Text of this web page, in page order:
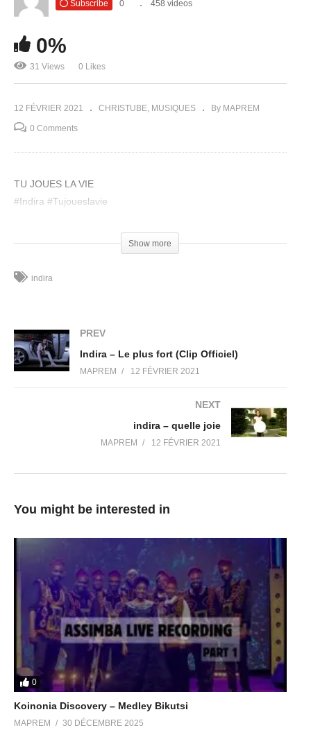
Subscribe 0 458 videos
0%
31 Views 0 Likes
12 FÉVRIER 2021 CHRISTUBE MUSIQUES By MAPREM
0 Comments
TU JOUES LA VIE
#Indira​ #Tujoueslavie
Show more
indira
PREV
Indira – Le plus fort (Clip Officiel)
MAPREM 12 FÉVRIER 2021
NEXT
indira – quelle joie
MAPREM 12 FÉVRIER 2021
You might be interested in
0
Koinonia Discovery – Medley Bikutsi
MAPREM 30 DÉCEMBRE 2025